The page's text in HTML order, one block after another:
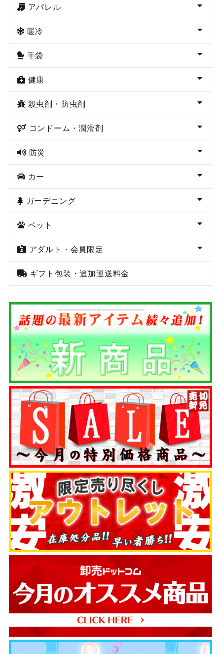
アパレル
暖冷
手袋
健康
殺虫剤・防虫剤
コンドーム・潤滑剤
防災
カー
ガーデニング
ペット
アダルト・会員限定
ギフト包装・追加運送料金